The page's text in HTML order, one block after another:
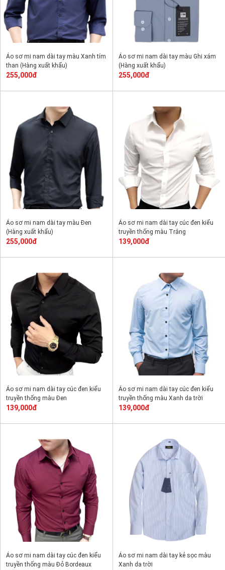
Áo sơ mi nam dài tay màu Xanh tím
than (Hàng xuất khẩu)
255,000đ
Áo sơ mi nam dài tay màu Ghi xám
(Hàng xuất khẩu)
255,000đ
Áo sơ mi nam dài tay màu Đen
(Hàng xuất khẩu)
255,000đ
Áo sơ mi nam dài tay cúc đen kiểu
truyền thống màu Trắng
139,000đ
Áo sơ mi nam dài tay cúc đen kiểu
truyền thống màu Đen
139,000đ
Áo sơ mi nam dài tay cúc đen kiểu
truyền thống màu Xanh da trời
139,000đ
Áo sơ mi nam dài tay cúc đen kiểu
truyền thống màu Đỏ Bordeaux
Áo sơ mi nam dài tay kẻ sọc màu
Xanh da trời